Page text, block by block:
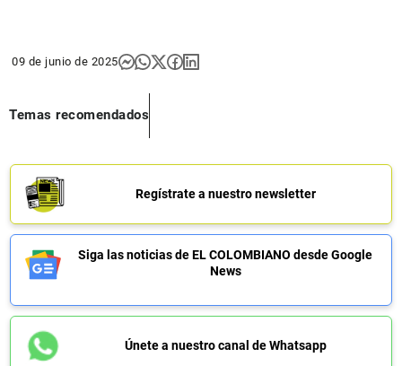
09 de junio de 2025
Temas recomendados
Regístrate a nuestro newsletter
Siga las noticias de EL COLOMBIANO desde Google
News
Únete a nuestro canal de Whatsapp